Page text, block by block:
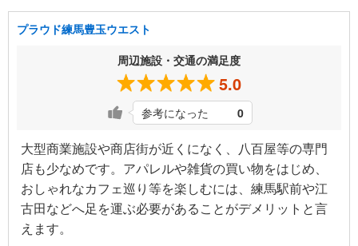
プラウド練馬豊玉ウエスト
周辺施設・交通の満足度
5.0
参考になった 0
大型商業施設や商店街が近くになく、八百屋等の専門
店も少なめです。アパレルや雑貨の買い物をはじめ、
おしゃれなカフェ巡り等を楽しむには、練馬駅前や江
古田などへ足を運ぶ必要があることがデメリットと言
えます。